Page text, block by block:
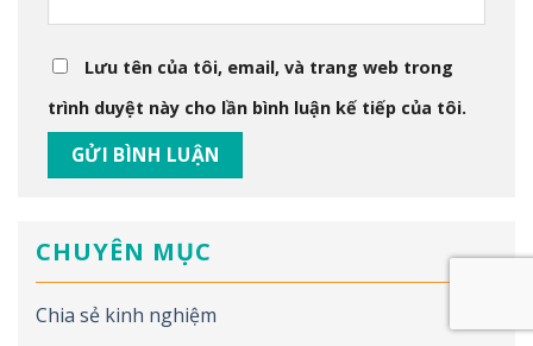
CHUYÊN MỤC
Chia sẻ kinh nghiệm
Lưu tên của tôi, email, và trang web trong
trình duyệt này cho lần bình luận kế tiếp của tôi.